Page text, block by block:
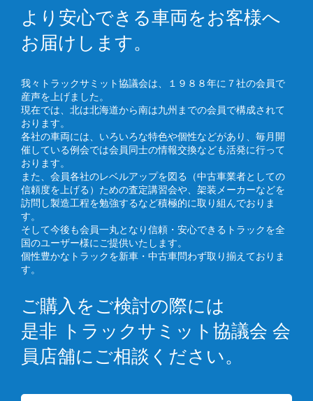
より安心できる車両をお客様へ
お届けします。
我々トラックサミット協議会は、１９８８年に７社の会員で
産声を上げました。
現在では、北は北海道から南は九州までの会員で構成されて
おります。
各社の車両には、いろいろな特色や個性などがあり、毎月開
催している例会では会員同士の情報交換なども活発に行って
おります。
また、会員各社のレベルアップを図る（中古車業者としての
信頼度を上げる）ための査定講習会や、架装メーカーなどを
訪問し製造工程を勉強するなど積極的に取り組んでおりま
す。
そして今後も会員一丸となり信頼・安心できるトラックを全
国のユーザー様にご提供いたします。
個性豊かなトラックを新車・中古車問わず取り揃えておりま
す。
ご購入をご検討の際には
是非 トラックサミット協議会 会
員店舗にご相談ください。